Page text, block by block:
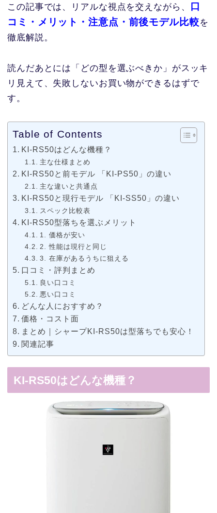
この記事では、リアルな視点を交えながら、
口
コミ・メリット・注意点・前後モデル比較を
徹底解説。
読んだあとには「どの型を選ぶべきか」がスッキ
リ見えて、失敗しないお買い物ができるはずで
す。
Table of Contents
KI-RS50はどんな機種？
主な仕様まとめ
KI-RS50と前モデル 「KI-PS50」の違い
主な違いと共通点
KI-RS50と現行モデル 「KI-SS50」の違い
スペック比較表
KI-RS50型落ちを選ぶメリット
1. 価格が安い
2. 性能は現行と同じ
3. 在庫があるうちに狙える
口コミ・評判まとめ
良い口コミ
悪い口コミ
どんな人におすすめ？
価格・コスト面
まとめ｜シャープKI-RS50は型落ちでも安心！
関連記事
KI-RS50はどんな機種？